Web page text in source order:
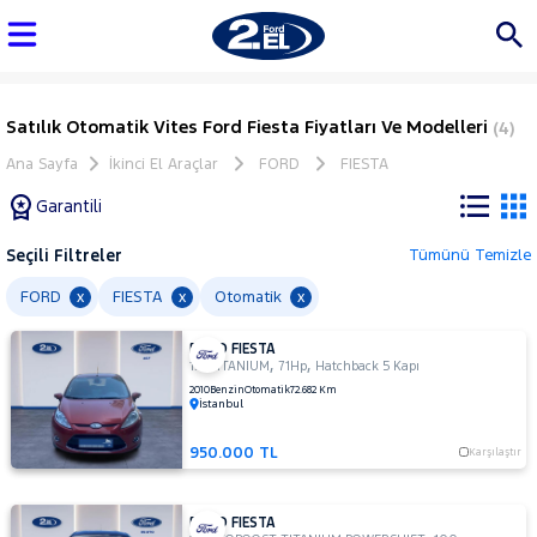
Satılık Otomatik Vites Ford Fiesta Fiyatları Ve Modelleri (4)
Ana Sayfa İkinci El Araçlar FORD FIESTA
Garantili
Tüm
Araçlar
AUDI
BMC
BMW
BYD
Seçili Filtreler Tümünü Temizle
FORD x FIESTA x Otomatik x
FORD FIESTA
1.4 TITANIUM ,71Hp, Hatchback 5 Kapı
2010BenzinOtomatik72.682 Km
İstanbul
950.000 TL Karşılaştır
FORD FIESTA